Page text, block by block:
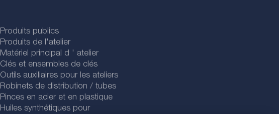
Produits publics
Produits de l'atelier
Matériel principal d ' atelier
Clés et ensembles de clés
Outils auxiliaires pour les ateliers
Robinets de distribution / tubes
Pinces en acier et en plastique
Huiles synthétiques pour